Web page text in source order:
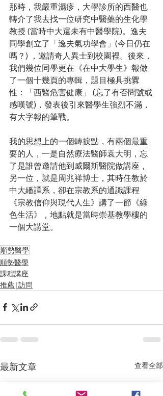
那時，我嚴重濕疹，大學診所的西醫也
轉介了我去找一位研究中醫藥的生化學
教授 (當時中大還未有中醫學院)。逸夫
同學創立了「逸夫氣功學會」(今日仍在
嗎？) ，邀請奇人異士到校園裡。後來，
我們幾位同學更在《在中大學生》報做
了一個十幾頁的專輯，題目極具挑釁
性：「西醫危害健康」 (忘了有否問號或
感嘆號)，發表後引來醫學生強烈不滿，
有大字報的筆戰。
我的思想上的一個轉捩點，有兩個最重
要的人，一是自然療法醫師袁大明，忘
了是誰曾邀請他到威爾斯醫院做講座，
另一位，就是周兆祥博士，其時任教於
中大繙譯系，卻在宗教系的通識課程
《宗教信仰與現代人生》講了一節《綠
色生活》，地點就是當時崇基教學樓的
一個大講堂。
順勢醫學
順勢醫學
課程講座
推薦|訪問
最新文章 查看全部